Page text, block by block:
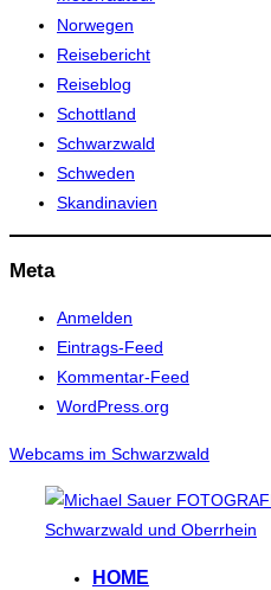
Norwegen
Reisebericht
Reiseblog
Schottland
Schwarzwald
Schweden
Skandinavien
Meta
Anmelden
Eintrags-Feed
Kommentar-Feed
WordPress.org
Webcams im Schwarzwald
Inhalt
HOME